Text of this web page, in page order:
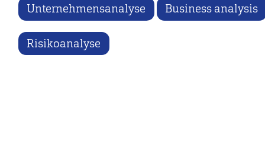
Unternehmensanalyse Business analysis
Risikoanalyse